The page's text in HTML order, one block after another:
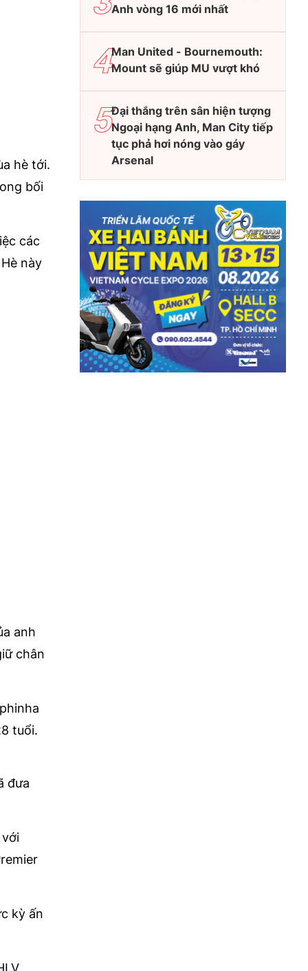
hè tới.
bối
các
này
anh
chân
tuổi.
đưa
kỳ ấn
Anh vòng 16 mới nhất
Man United - Bournemouth:
Mount sẽ giúp MU vượt khó
Đại thắng trên sân hiện tượng
Ngoại hạng Anh, Man City tiếp
tục phả hơi nóng vào gáy
Arsenal